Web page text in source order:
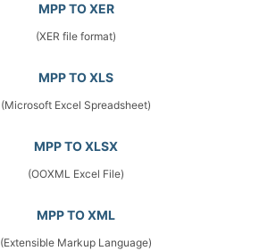
MPP TO XER
(XER file format)
MPP TO XLS
(Microsoft Excel Spreadsheet)
MPP TO XLSX
(OOXML Excel File)
MPP TO XML
(Extensible Markup Language)